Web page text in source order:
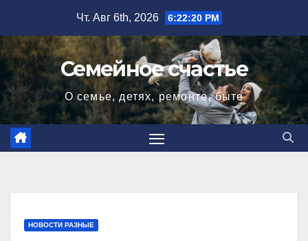
содержимому
Чт. Авг 6th, 2026 6:22:21 PM
Семейное счастье
О семье, детях, ремонте, быте
НОВОСТИ РАЗНЫЕ